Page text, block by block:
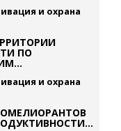
и охрана
ПО
и охрана